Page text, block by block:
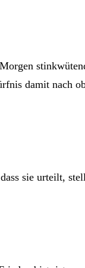
damit nach
sie urteilt,